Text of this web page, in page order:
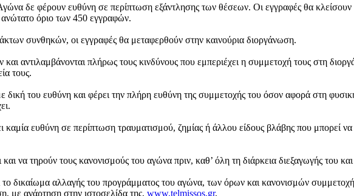
δε φέρουν ευθύνη σε περίπτωση εξάντλησης των θέσεων. Οι εγγραφές θα κλείσουν
όριο των 450 εγγραφών.
συνθηκών, οι εγγραφές θα μεταφερθούν στην καινούρια διοργάνωση.
αντιλαμβάνονται πλήρως τους κινδύνους που εμπεριέχει η συμμετοχή τους στη
τους.
του ευθύνη και φέρει την πλήρη ευθύνη της συμμετοχής του όσον αφορά στη
ευθύνη σε περίπτωση τραυματισμού, ζημίας ή άλλου είδους βλάβης που μπορεί να
να τηρούν τους κανονισμούς του αγώνα πριν, καθ’ όλη τη διάρκεια διεξαγωγής του
δικαίωμα αλλαγής του προγράμματος του αγώνα, των όρων και κανονισμών
με ανάρτηση στην ιστοσελίδα της, www.telmissos.gr.